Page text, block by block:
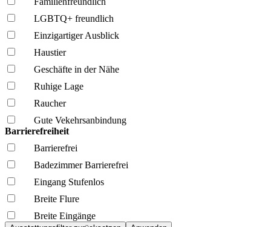
LGBTQ+ freundlich
Einzigartiger Ausblick
Haustier
Geschäfte in der Nähe
Ruhige Lage
Raucher
Gute Vekehrsanbindung
Barrierefreiheit
Barrierefrei
Badezimmer Barrierefrei
Eingang Stufenlos
Breite Flure
Breite Eingänge